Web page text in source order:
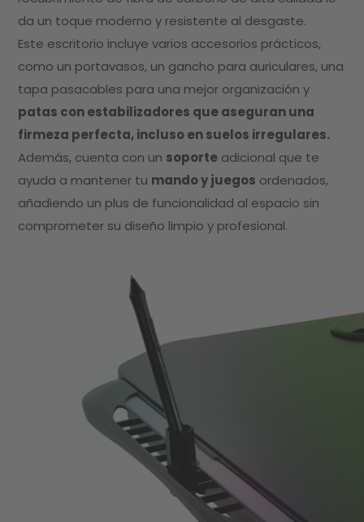
da un toque moderno y resistente al desgaste.
Este escritorio incluye varios accesorios prácticos,
como un portavasos, un gancho para auriculares, una
tapa pasacables para una mejor organización y
patas con estabilizadores que aseguran una
firmeza perfecta, incluso en suelos irregulares.
Además, cuenta con un soporte adicional que te
ayuda a mantener tu mando y juegos ordenados,
añadiendo un plus de funcionalidad al espacio sin
comprometer su diseño limpio y profesional.